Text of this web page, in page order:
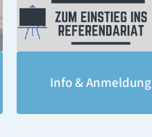
Info & Anmeldung